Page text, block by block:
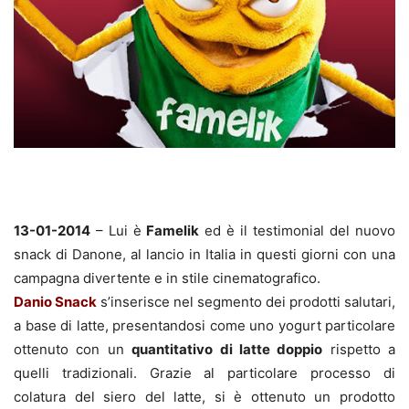
13-01-2014 – Lui è Famelik ed è il testimonial del nuovo
snack di Danone, al lancio in Italia in questi giorni con una
campagna divertente e in stile cinematografico.
Danio Snack s’inserisce nel segmento dei prodotti salutari,
a base di latte, presentandosi come uno yogurt particolare
ottenuto con unquantitativo di latte doppio rispetto a
quelli tradizionali. Grazie al particolare processo di
colatura del siero del latte, si è ottenuto un prodotto